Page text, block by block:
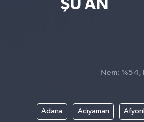
ŞU AN
Nem: %54,
Adana Adıyaman